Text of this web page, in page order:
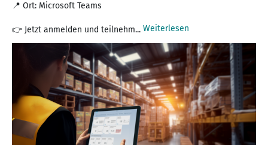
📍 Ort: Microsoft Teams
👉 Jetzt anmelden und teilnehm... Weiterlesen